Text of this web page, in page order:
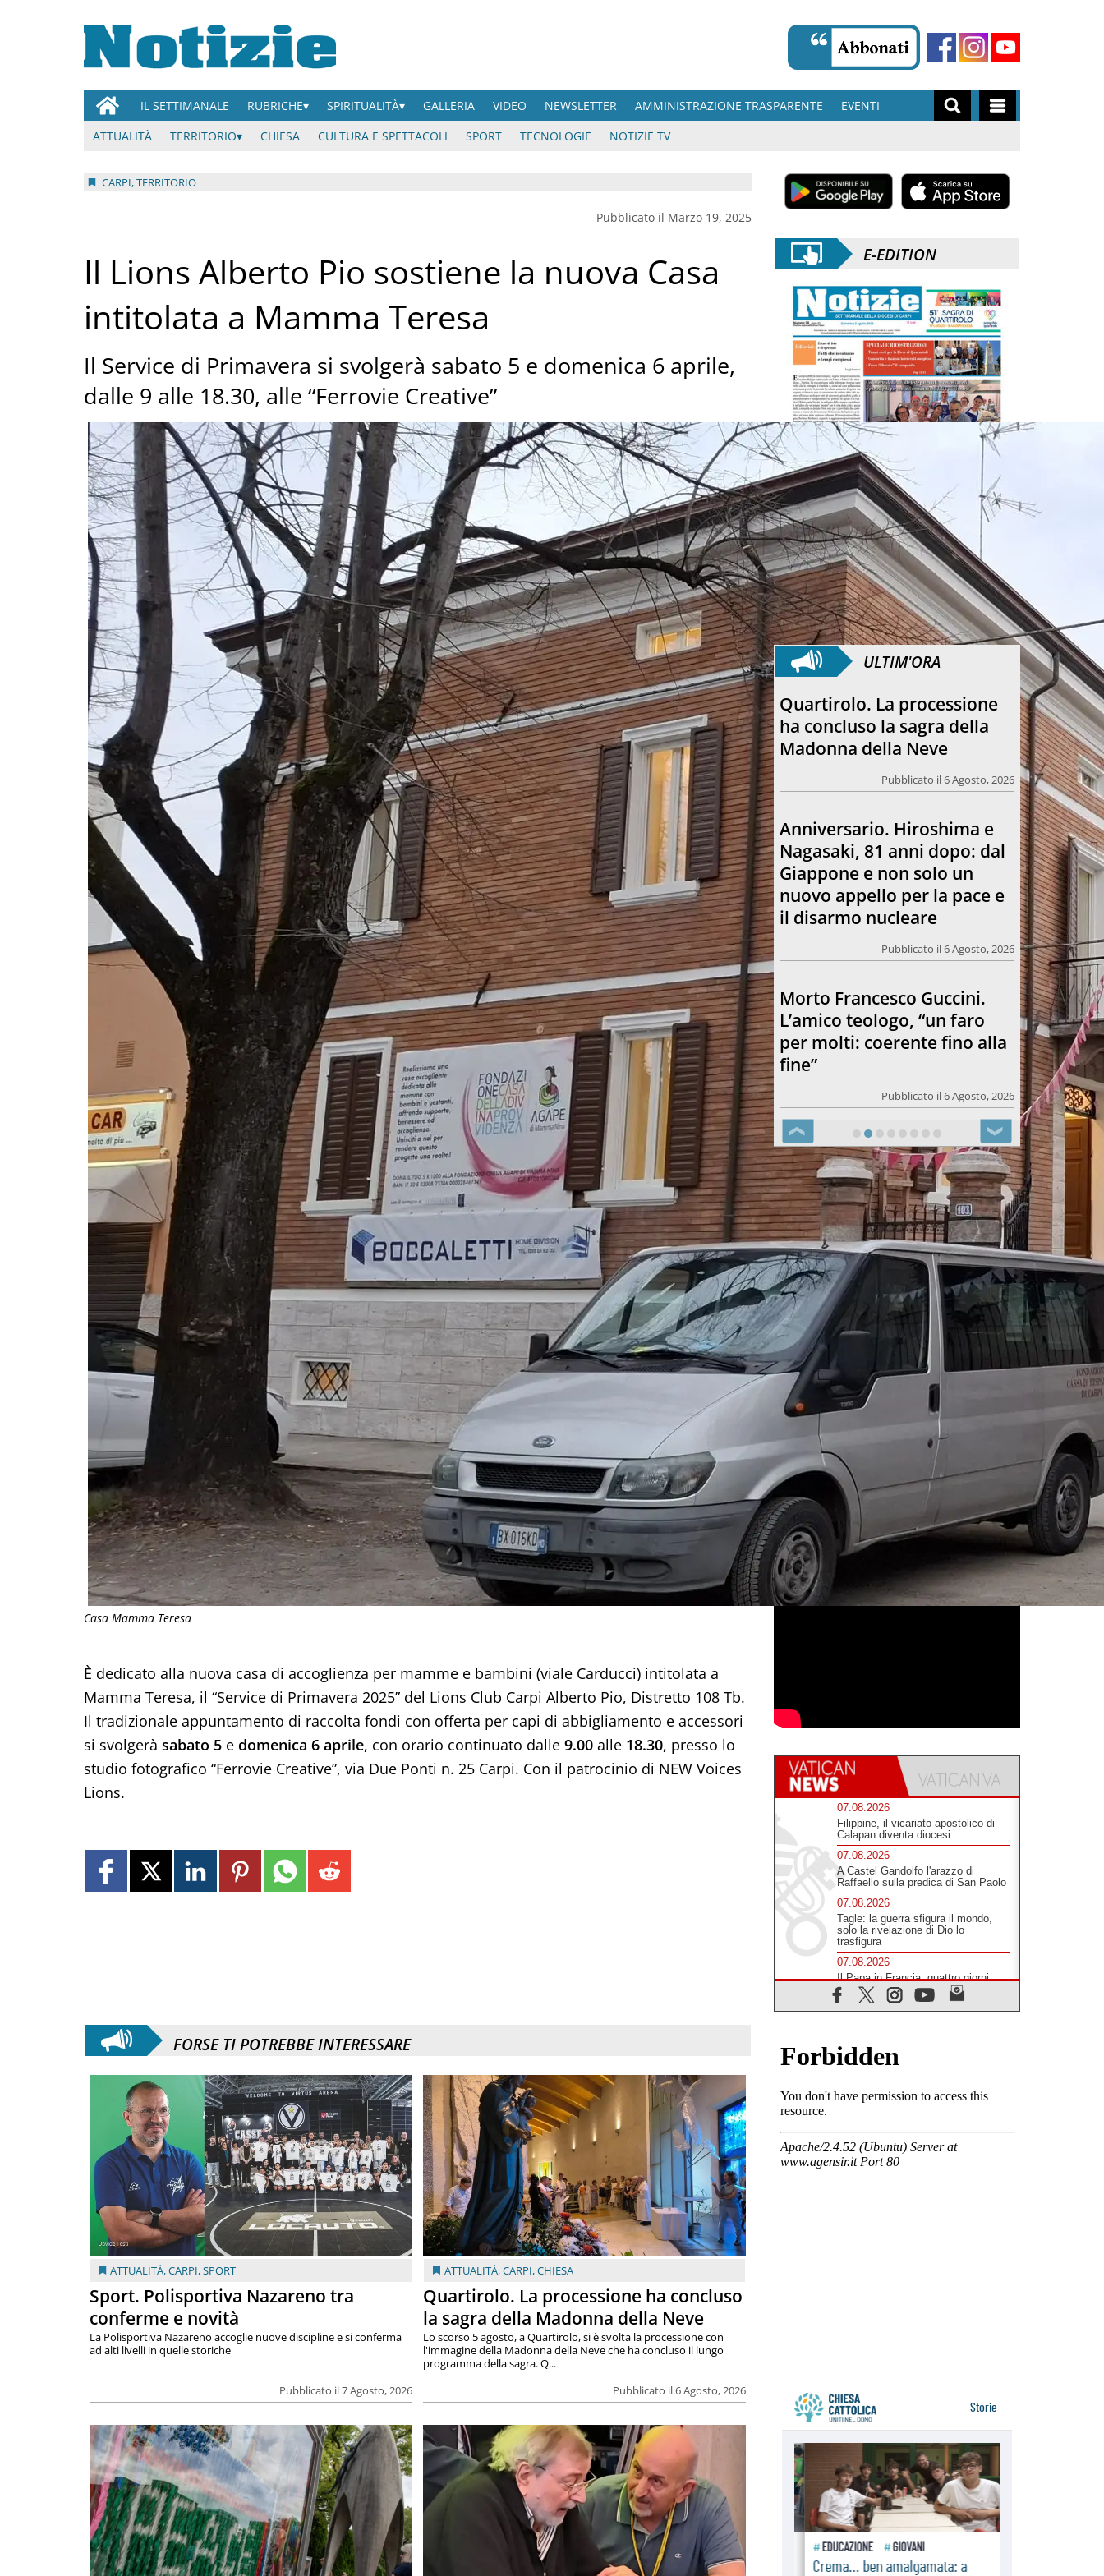
IL SETTIMANALE RUBRICHE SPIRITUALITÀ GALLERIA VIDEO NEWSLETTER AMMINISTRAZIONE TRASPARENTE
EVENTI
ATTUALITÀ
TERRITORIO CHIESA CULTURA E SPETTACOLI SPORT TECNOLOGIE NOTIZIE TV
CARPI, TERRITORIO
Pubblicato il Marzo 19, 2025
Il Lions Alberto Pio sostiene la nuova Casa
intitolata a Mamma Teresa
Il Service di Primavera si svolgerà sabato 5 e domenica 6 aprile,
dalle 9 alle 18.30, alle “Ferrovie Creative”
Casa Mamma Teresa
È dedicato alla nuova casa di accoglienza per mamme e bambini (viale Carducci) intitolata a
Mamma Teresa, il “Service di Primavera 2025” del Lions Club Carpi Alberto Pio, Distretto 108 Tb.
Il tradizionale appuntamento di raccolta fondi con offerta per capi di abbigliamento e accessori
si svolgerà sabato 5 e domenica 6 aprile, con orario continuato dalle 9.00 alle 18.30, presso lo
studio fotografico “Ferrovie Creative”, via Due Ponti n. 25 Carpi. Con il patrocinio di NEW Voices
Lions.
FORSE TI POTREBBE INTERESSARE
ATTUALITÀ,CARPI,SPORT
Sport. Polisportiva Nazareno tra
conferme e novità
Pubblicato il 7 Agosto, 2026
La Polisportiva Nazareno accoglie nuove discipline e si conferma
ad alti livelli in quelle storiche
ATTUALITÀ,CARPI,CHIESA
Quartirolo. La processione ha concluso
la sagra della Madonna della Neve
Pubblicato il 6 Agosto, 2026
Lo scorso 5 agosto, a Quartirolo, si è svolta la processione con
l'immagine della Madonna della Neve che ha concluso il lungo
programma della sagra. Q...
E-EDITION
ULTIM'ORA
Anniversario. Hiroshima e
Nagasaki, 81 anni dopo: dal
Giappone e non solo un
nuovo appello per la pace e
il disarmo nucleare
Pubblicato il 6 Agosto, 2026
Morto Francesco Guccini.
L’amico teologo, “un faro
per molti: coerente fino alla
Chiesa. Un abbraccio verso il
futuro, la grande festa del
Papa e dei giovani ad Assisi
Pubblicato il 6 Agosto, 2026
❮ ❯
Notizie Carpi
07.08.2026
Filippine, il vicariato apostolico di
Calapan diventa diocesi
07.08.2026
A Castel Gandolfo l'arazzo di
Raffaello sulla predica di San Paolo
07.08.2026
Tagle: la guerra sfigura il mondo,
solo la rivelazione di Dio lo
trasfigura
07.08.2026
Il Papa in Francia, quattro giorni
intensi tra Chiesa, popolo e
istituzioni
religiose cattoliche nello spazio
pubblico
Honduras, gli sfollati invisibili di una
Italia, Antigone: carceri al limite
della sopravvivenza per caldo e
sovraffollamento